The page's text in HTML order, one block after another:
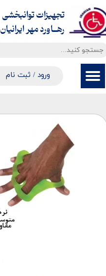
ورود / ثبت نام
حساب کاربری من
سفارشات
خروج از حساب کاربری
تجهیزات توانبخشی
​​​​​​​رهــاورد مهر ایرانیان